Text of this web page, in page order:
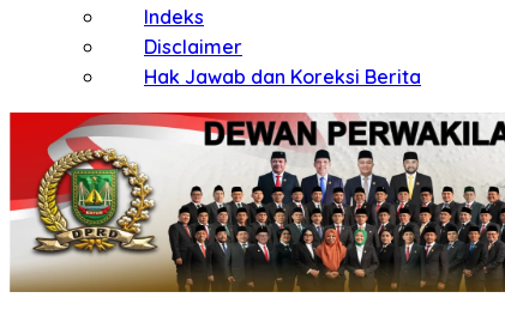
Indeks
Disclaimer
Hak Jawab dan Koreksi Berita